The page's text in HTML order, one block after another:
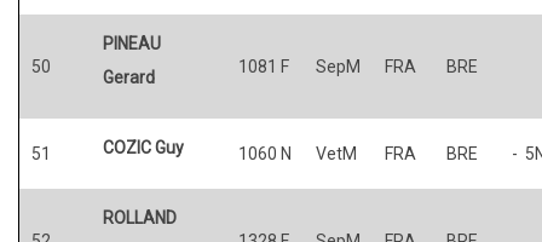
50
PINEAU
Gerard
1081 F SepM FRA BRE
51 COZIC Guy 1060 N VetM FRA BRE -
ROLLAND